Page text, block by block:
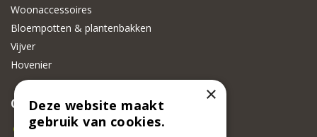
Woonaccessoires
Bloempotten & plantenbakken
Vijver
Hovenier
CONTACT
Beeker Tuincentrum
×
Deze website maakt
gebruik van cookies.